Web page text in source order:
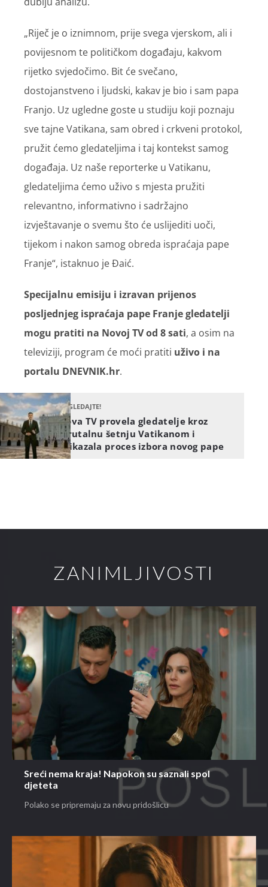
„Riječ je o iznimnom, prije svega vjerskom, ali i
povijesnom te političkom događaju, kakvom
rijetko svjedočimo. Bit će svečano,
dostojanstveno i ljudski, kakav je bio i sam papa
Franjo. Uz ugledne goste u studiju koji poznaju
sve tajne Vatikana, sam obred i crkveni protokol,
pružit ćemo gledateljima i taj kontekst samog
događaja. Uz naše reporterke u Vatikanu,
gledateljima ćemo uživo s mjesta pružiti
relevantno, informativno i sadržajno
izvještavanje o svemu što će uslijediti uoči,
tijekom i nakon samog obreda ispraćaja pape
Franje“, istaknuo je Đaić.
Specijalnu emisiju i izravan prijenos
posljednjeg ispraćaja pape Franje gledatelji
mogu pratiti na Novoj TV od 8 sati, a osim na
televiziji, program će moći pratiti uživo i na
portalu DNEVNIK.hr.
POGLEDAJTE!
Nova TV provela gledatelje kroz
virutalnu šetnju Vatikanom i
prikazala proces izbora novog pape
ZANIMLJIVOSTI
Sreći nema kraja! Napokon su saznali spol
djeteta
Polako se pripremaju za novu pridošlicu